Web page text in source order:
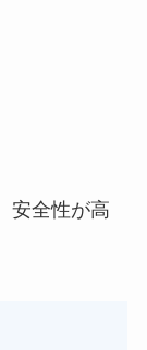
安全性が高